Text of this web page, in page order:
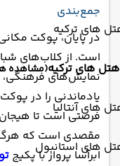
های ترکیه
هتل های ترکیه(مشاهده
های آنتالیا
های استانبول
جمع‌بندی
در پایان، پوکت
است. از کلاب‌های
نمایش‌های
یادماندنی را در
فرصتی است تا
مقصدی است که هرگز
ابرآسا پرواز با پکیج